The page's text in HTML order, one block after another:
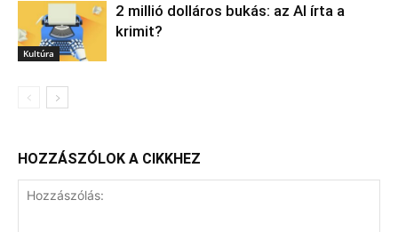
Kultúra
2 millió dolláros bukás: az AI írta a
krimit?
HOZZÁSZÓLOK A CIKKHEZ